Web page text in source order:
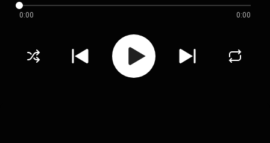
0:00 0:00